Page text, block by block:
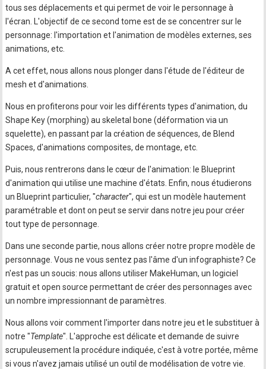
tous ses déplacements et qui permet de voir le personnage à
l'écran. L'objectif de ce second tome est de se concentrer sur le
personnage: l'importation et l'animation de modèles externes, ses
animations, etc.
A cet effet, nous allons nous plonger dans l'étude de l'éditeur de
mesh et d'animations.
Nous en profiterons pour voir les différents types d'animation, du
Shape Key (morphing) au skeletal bone (déformation via un
squelette), en passant par la création de séquences, de Blend
Spaces, d'animations composites, de montage, etc.
Puis, nous rentrerons dans le cœur de l'animation: le Blueprint
d'animation qui utilise une machine d'états. Enfin, nous étudierons
un Blueprint particulier, "character", qui est un modèle hautement
paramétrable et dont on peut se servir dans notre jeu pour créer
tout type de personnage.
Dans une seconde partie, nous allons créer notre propre modèle de
personnage. Vous ne vous sentez pas l'âme d'un infographiste? Ce
n'est pas un soucis: nous allons utiliser MakeHuman, un logiciel
gratuit et open source permettant de créer des personnages avec
un nombre impressionnant de paramètres.
Nous allons voir comment l'importer dans notre jeu et le substituer à
notre "Template". L'approche est délicate et demande de suivre
scrupuleusement la procédure indiquée, c'est à votre portée, même
si vous n'avez jamais utilisé un outil de modélisation de votre vie.